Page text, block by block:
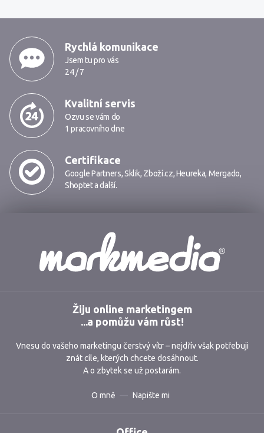
MarkMedia
Rychlá komunikace
Jsem tu pro vás
24 / 7
Kvalitní servis
Ozvu se vám do
1 pracovního dne
Certifikace
Google Partners,Sklik, Zboží.cz,Heureka, Mergado,
Shopteta další.
Žiju online marketingem
...a pomůžu vám růst!
Vnesu do vašeho marketingu čerstvý vítr – nejdřív však potřebuji
znát cíle, kterých chcete dosáhnout.
A o zbytek se už postarám.
O mně Napište mi